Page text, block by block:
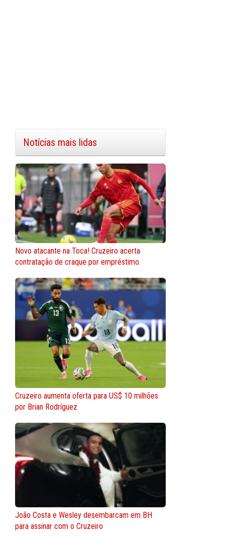
Notícias mais lidas
Novo atacante na Toca! Cruzeiro acerta
contratação de craque por empréstimo.
Cruzeiro aumenta oferta para US$ 10 milhões
por Brian Rodríguez
João Costa e Wesley desembarcam em BH
para assinar com o Cruzeiro